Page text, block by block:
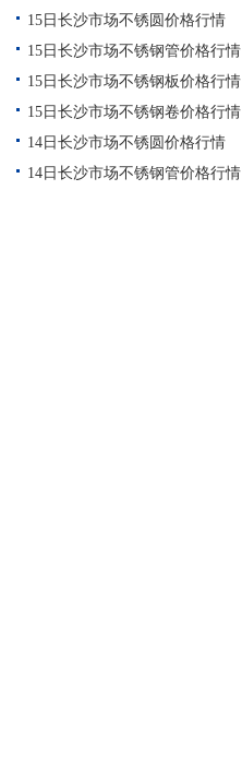
15日长沙市场不锈圆价格行情
15日长沙市场不锈钢管价格行情
15日长沙市场不锈钢板价格行情
15日长沙市场不锈钢卷价格行情
14日长沙市场不锈圆价格行情
14日长沙市场不锈钢管价格行情